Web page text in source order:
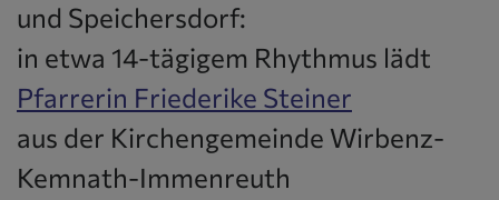
und Speichersdorf:
in etwa 14-tägigem Rhythmus lädt
Pfarrerin Friederike Steiner
aus der Kirchengemeinde Wirbenz-
Kemnath-Immenreuth